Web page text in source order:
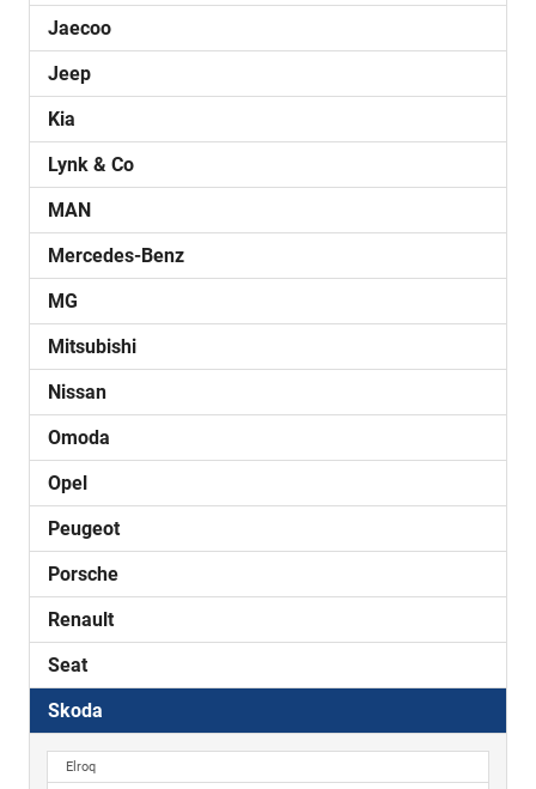
Jaecoo
Jeep
Kia
Lynk & Co
MAN
Mercedes-Benz
MG
Mitsubishi
Nissan
Omoda
Opel
Peugeot
Porsche
Renault
Seat
Skoda
Elroq